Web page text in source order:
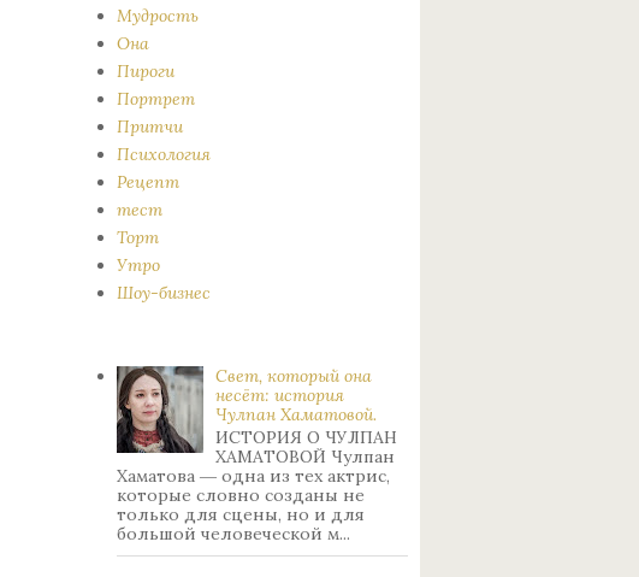
Мудрость
Она
Пироги
Портрет
Притчи
Психология
Рецепт
тест
Торт
Утро
Шоу-бизнес
Свет, который она
несёт: история
Чулпан Хаматовой.
ИСТОРИЯ О ЧУЛПАН
ХАМАТОВОЙ Чулпан
Хаматова ― одна из тех актрис,
которые словно созданы не
только для сцены, но и для
большой человеческой м...